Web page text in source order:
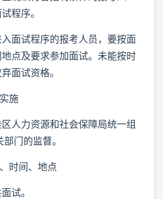
程序。
试程序的报考人员，要按面
点及要求参加面试。未能按时
面试资格。
施
力资源和社会保障局统一组
门的监督。
间、地点
试。